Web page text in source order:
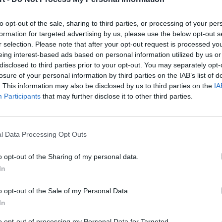
opt-out of the sale, sharing to third parties, or processing of your
for targeted advertising by us, please use the below opt-out
selection. Please note that after your opt-out request is processed
interest-based ads based on personal information utilized by us
to third parties prior to your opt-out. You may separately
of your personal information by third parties on the IAB’s list of
This information may also be disclosed by us to third parties on the
Participants that may further disclose it to other third parties.
Data Processing Opt Outs
opt-out of the Sharing of my personal data.
opt-out of the Sale of my Personal Data.
Alekseya "OverDrive'a" Biryukova . Jest to o tyle
jej skaut. Teraz zaś poinformował on w mediach
22-letni obecnie strzelec profesjonalną karierę zaczynał
trenerem był notabene rzeczony OverDrive.
którym pozostaje po dziś dzień. Był on więc częścią
o letnich transferach na scenie Counter-Strike'a 2: